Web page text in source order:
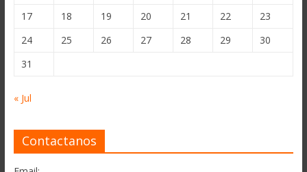
17
18 19 20 21 22
23
24
25 26 27 28 29
30
31
« Jul
Contactanos